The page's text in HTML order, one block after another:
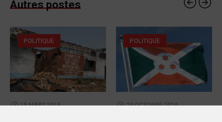
Autres postes
POLITIQUE
15 MARS 2019
POLITIQUE
20 OCTOBRE 2019